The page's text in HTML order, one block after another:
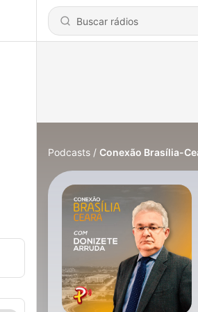
Podcasts Conexão Brasília-